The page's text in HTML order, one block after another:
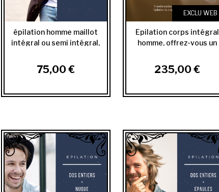
épilation homme maillot
intégral ou semi intégral,
75,00 €
EXCLU WEB
Epilation corps intégral
homme, offrez-vous un
235,00 €